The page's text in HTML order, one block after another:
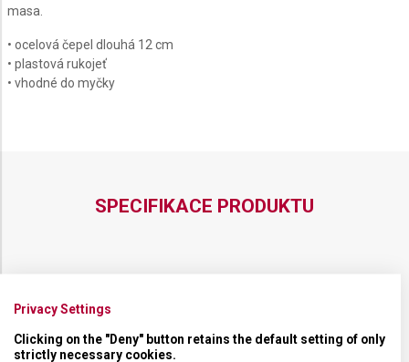
masa.
• ocelová čepel dlouhá 12 cm
• plastová rukojeť
• vhodné do myčky
SPECIFIKACE PRODUKTU
DRUH ZBOŽÍ
ZÁRUKA
Privacy Settings
Clicking on the "Deny" button retains the default setting of only
strictly necessary cookies.